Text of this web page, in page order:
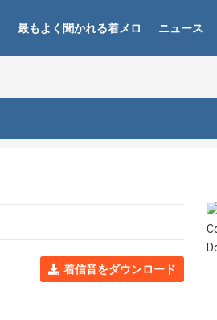
最もよく聞かれる着メロ ニュース
着信音をダウンロード